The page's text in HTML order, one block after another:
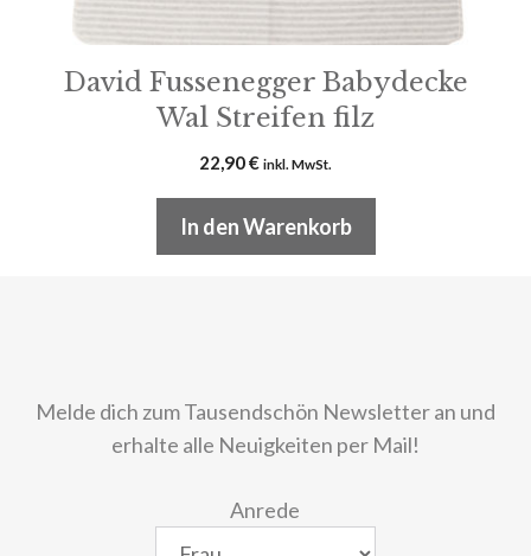
David Fussenegger Babydecke
Wal Streifen filz
22,90€ inkl. MwSt.
In den Warenkorb
Melde dich zum Tausendschön Newsletter an und
erhalte alle Neuigkeiten per Mail!
Anrede